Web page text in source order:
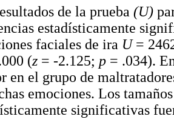
de la prueba (U)
estadísticamente
faciales de ira U=
(z = -2.125; p = .034).
en el grupo de
emociones. Los
significativas